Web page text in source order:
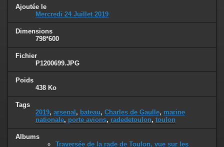
Ajoutée le
Mercredi 24 Juillet 2019
Dimensions
798*600
Fichier
P1200699.JPG
Poids
438 Ko
Tags
2019, arsenal, bateau, Charles de Gaulle, marine
nationale, porte avions, radedetoulon, toulon
Albums
Traversée de la rade de Toulon, vue sur les